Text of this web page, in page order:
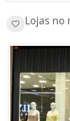
Lojas no